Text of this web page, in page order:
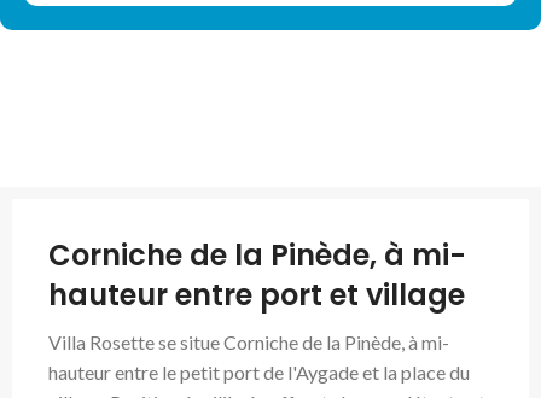
Corniche de la Pinède, à mi-
hauteur entre port et village
Villa Rosette se situe Corniche de la Pinède, à mi-
hauteur entre le petit port de l'Aygade et la place du